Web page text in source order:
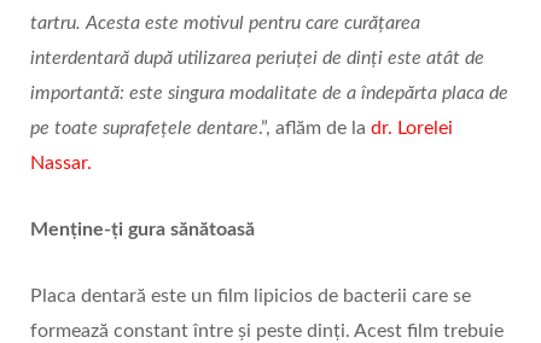
tartru. Acesta este motivul pentru care curățarea
interdentară după utilizarea periuței de dinți este atât de
importantă: este singura modalitate de a îndepărta placa de
pe toate suprafețele dentare.”, aflăm de la dr. Lorelei
Nassar.
Menține-ți gura sănătoasă
Placa dentară este un film lipicios de bacterii care se
formează constant între și peste dinți. Acest film trebuie